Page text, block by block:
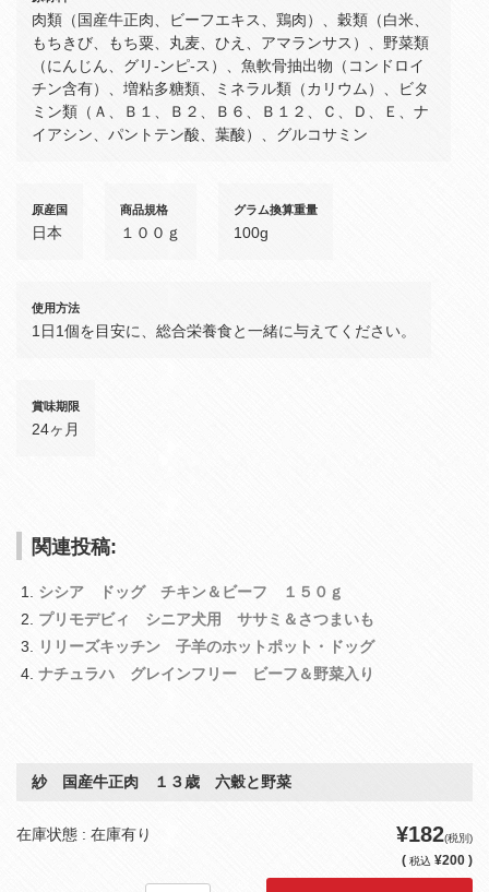
肉類（国産牛正肉、ビーフエキス、鶏肉）、穀類（白米、
もちきび、もち粟、丸麦、ひえ、アマランサス）、野菜類
（にんじん、グリ‐ンピ‐ス）、魚軟骨抽出物（コンドロイ
チン含有）、増粘多糖類、ミネラル類（カリウム）、ビタ
ミン類（Ａ、Ｂ１、Ｂ２、Ｂ６、Ｂ１２、Ｃ、Ｄ、Ｅ、ナ
イアシン、パントテン酸、葉酸）、グルコサミン
原産国
日本
商品規格
１００ｇ
グラム換算重量
100g
使用方法
1日1個を目安に、総合栄養食と一緒に与えてください。
賞味期限
24ヶ月
関連投稿:
シシア ドッグ チキン＆ビーフ １５０ｇ
プリモデビィ シニア犬用 ササミ＆さつまいも
リリーズキッチン 子羊のホットポット・ドッグ
ナチュラハ グレインフリー ビーフ＆野菜入り
紗 国産牛正肉 １３歳 六穀と野菜
在庫状態 : 在庫有り ¥182(税別)
( 税込 ¥200 )